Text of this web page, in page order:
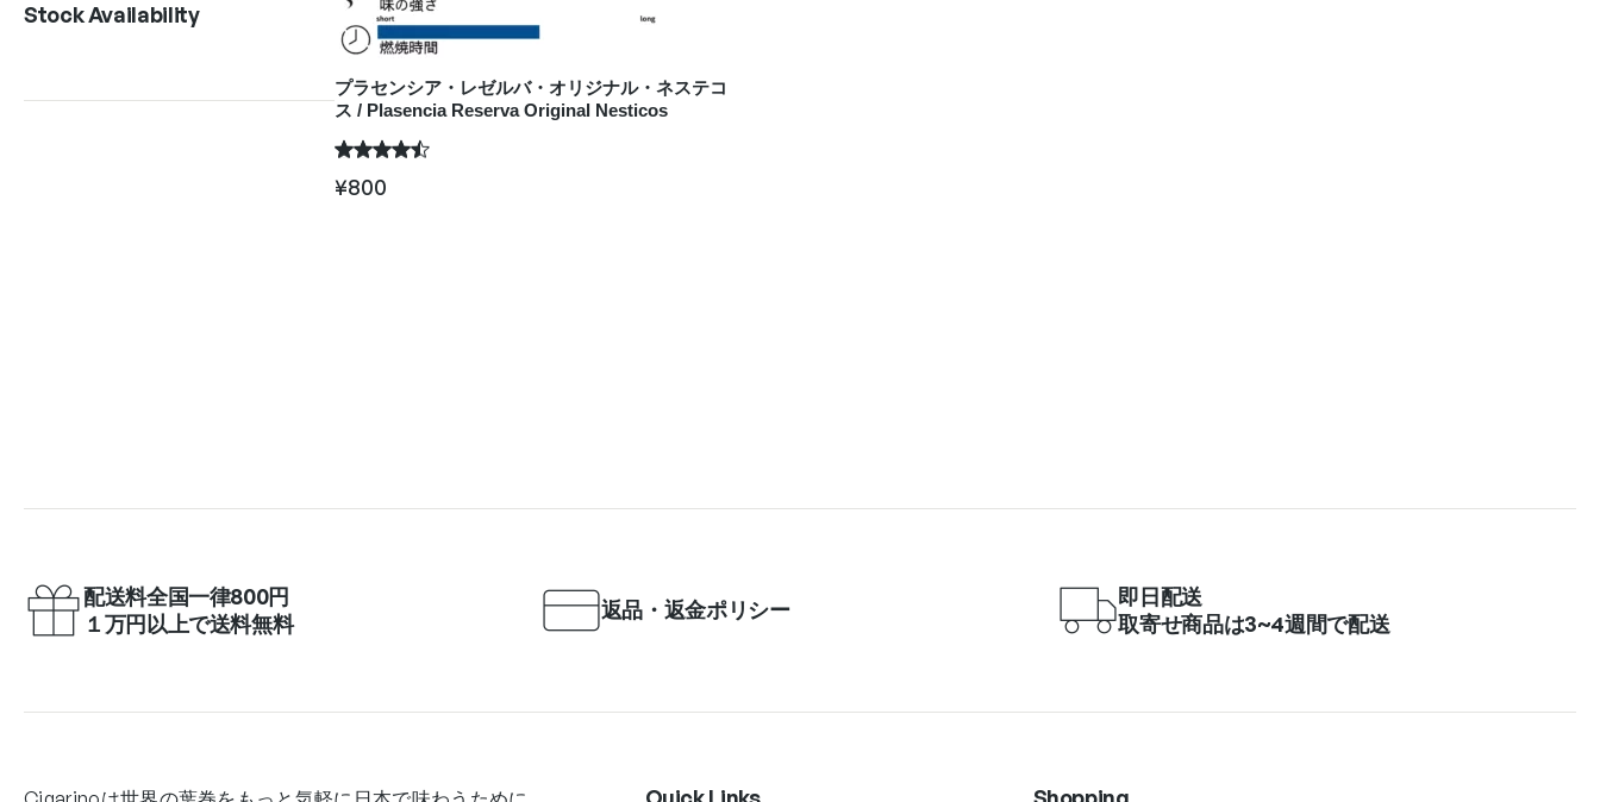
Stock Availability
プラセンシア・レゼルバ・オリジナル・ネステコ
ス / Plasencia Reserva Original Nesticos
¥800
配送料全国一律800円
１万円以上で送料無料
返品・返金ポリシー
即日配送
取寄せ商品は3~4週間で配送
Quick Links Shopping